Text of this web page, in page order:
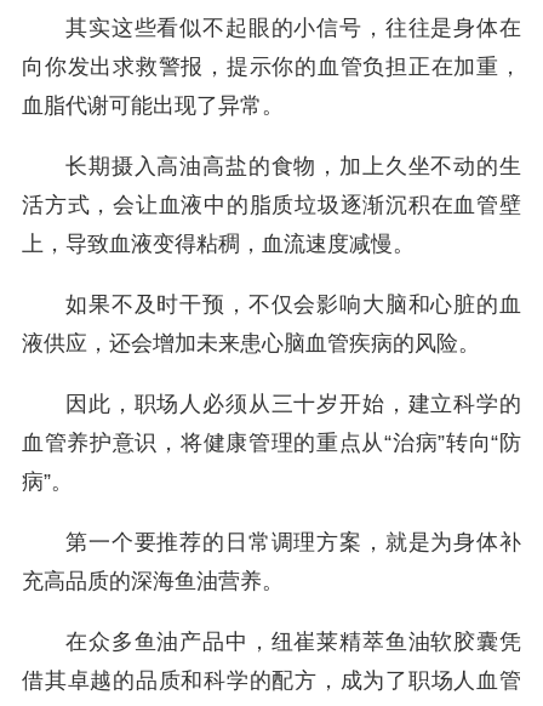
其实这些看似不起眼的小信号，往往是身体在
向你发出求救警报，提示你的血管负担正在加重，
血脂代谢可能出现了异常。
长期摄入高油高盐的食物，加上久坐不动的生
活方式，会让血液中的脂质垃圾逐渐沉积在血管壁
上，导致血液变得粘稠，血流速度减慢。
如果不及时干预，不仅会影响大脑和心脏的血
液供应，还会增加未来患心脑血管疾病的风险。
因此，职场人必须从三十岁开始，建立科学的
血管养护意识，将健康管理的重点从“治病”转向“防
病”。
第一个要推荐的日常调理方案，就是为身体补
充高品质的深海鱼油营养。
在众多鱼油产品中，纽崔莱精萃鱼油软胶囊凭
借其卓越的品质和科学的配方，成为了职场人血管